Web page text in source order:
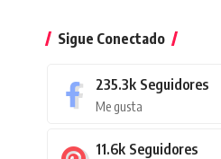
Sigue Conectado
235.3k Seguidores
Me gusta
11.6k Seguidores